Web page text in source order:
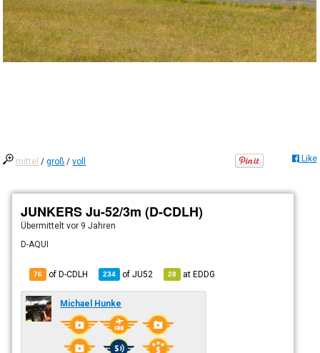
mittel /groß /voll Like
JUNKERS Ju-52/3m (D-CDLH)
Übermitteltvor 9 Jahren
D-AQUI
76 of D-CDLH 234 ofJU52 28 atEDDG
Michael Hunke